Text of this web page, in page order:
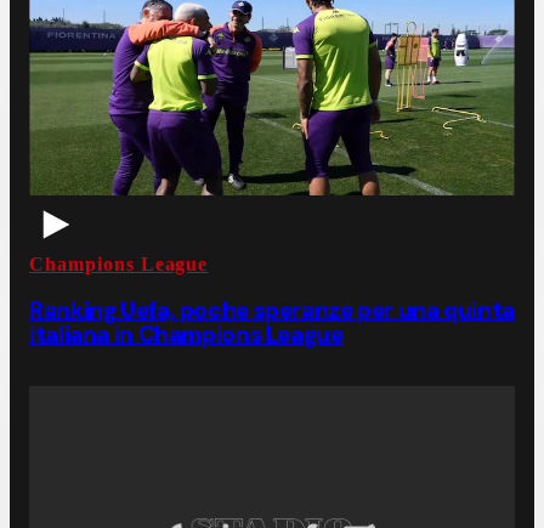
Champions League
Ranking Uefa, poche speranze per una quinta
italiana in Champions League